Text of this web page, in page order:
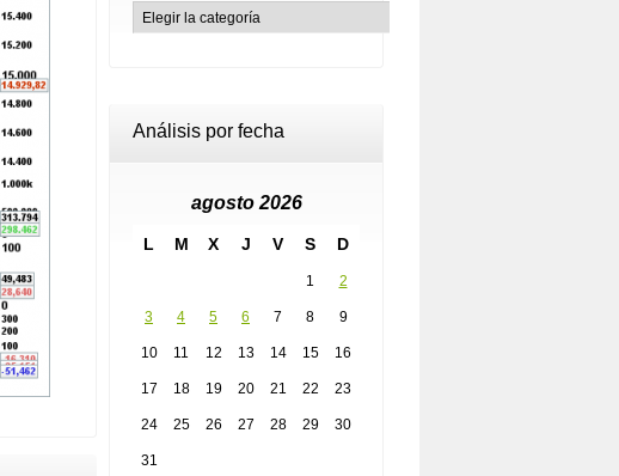
Análisis por fecha
agosto 2026
L M X J V S D
1 2
3 4 5 6 7 8 9
10 11 12 13 14 15 16
17 18 19 20 21 22 23
24 25 26 27 28 29 30
31